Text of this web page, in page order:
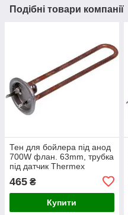
Подібні товари компанії
Тен для бойлера під анод
700W флан. 63mm, трубка
під датчик Thermex
465 ₴
Купити